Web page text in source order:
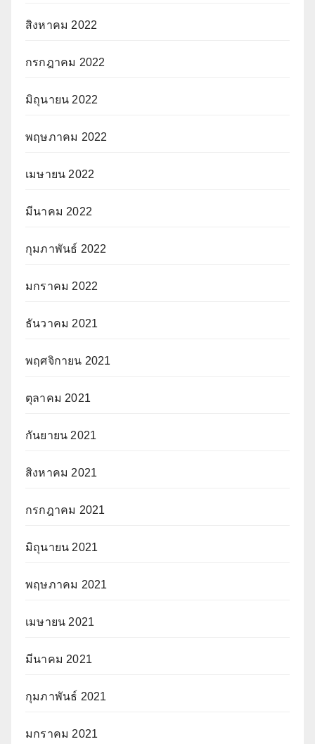
สิงหาคม 2022
กรกฎาคม 2022
มิถุนายน 2022
พฤษภาคม 2022
เมษายน 2022
มีนาคม 2022
กุมภาพันธ์ 2022
มกราคม 2022
ธันวาคม 2021
พฤศจิกายน 2021
ตุลาคม 2021
กันยายน 2021
สิงหาคม 2021
กรกฎาคม 2021
มิถุนายน 2021
พฤษภาคม 2021
เมษายน 2021
มีนาคม 2021
กุมภาพันธ์ 2021
มกราคม 2021